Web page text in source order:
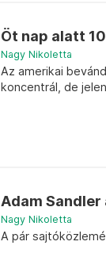
Öt nap alatt
Nagy Nikoletta
Az amerikai
koncentrál, de
Adam
Nagy Nikoletta
A pár